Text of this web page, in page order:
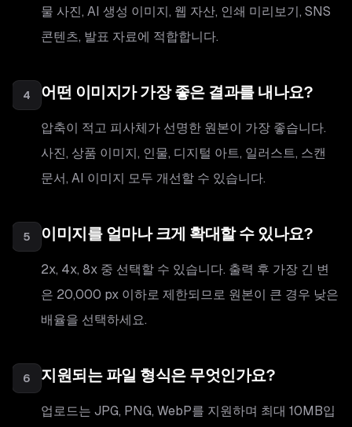
물 사진, AI 생성 이미지, 웹 자산, 인쇄 미리보기, SNS
콘텐츠, 발표 자료에 적합합니다.
4 어떤 이미지가 가장 좋은 결과를 내나요?
압축이 적고 피사체가 선명한 원본이 가장 좋습니다.
사진, 상품 이미지, 인물, 디지털 아트, 일러스트, 스캔
문서, AI 이미지 모두 개선할 수 있습니다.
5 이미지를 얼마나 크게 확대할 수 있나요?
2x, 4x, 8x 중 선택할 수 있습니다. 출력 후 가장 긴 변
은 20,000 px 이하로 제한되므로 원본이 큰 경우 낮은
배율을 선택하세요.
6 지원되는 파일 형식은 무엇인가요?
업로드는 JPG, PNG, WebP를 지원하며 최대 10MB입